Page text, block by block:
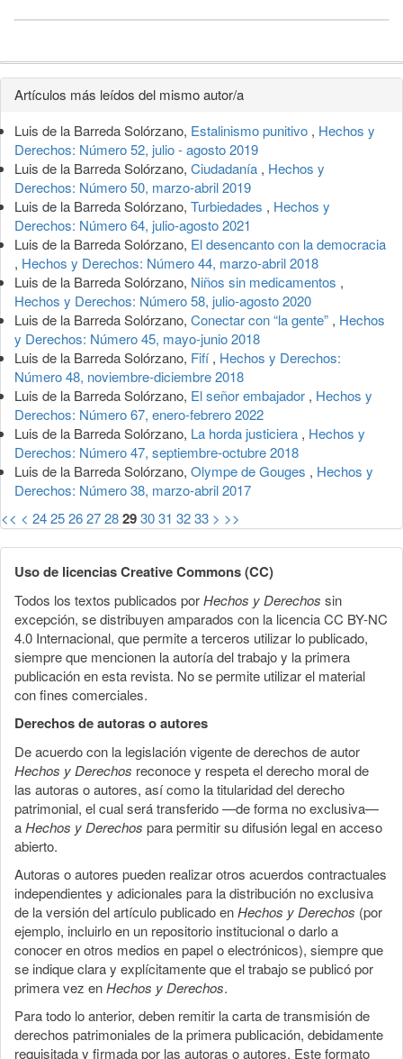
Detalles
del
artículo
Artículos más leídos del mismo autor/a
Luis de la Barreda Solórzano, Estalinismo punitivo , Hechos y
Derechos: Número 52, julio - agosto 2019
Luis de la Barreda Solórzano, Ciudadanía , Hechos y
Derechos: Número 50, marzo-abril 2019
Luis de la Barreda Solórzano, Turbiedades , Hechos y
Derechos: Número 64, julio-agosto 2021
Luis de la Barreda Solórzano, El desencanto con la democracia
, Hechos y Derechos: Número 44, marzo-abril 2018
Luis de la Barreda Solórzano, Niños sin medicamentos ,
Hechos y Derechos: Número 58, julio-agosto 2020
Luis de la Barreda Solórzano, Conectar con “la gente” , Hechos
y Derechos: Número 45, mayo-junio 2018
Luis de la Barreda Solórzano, Fifí, Hechos y Derechos:
Número 48, noviembre-diciembre 2018
Luis de la Barreda Solórzano, El señor embajador , Hechos y
Derechos: Número 67, enero-febrero 2022
Luis de la Barreda Solórzano, La horda justiciera , Hechos y
Derechos: Número 47, septiembre-octubre 2018
Luis de la Barreda Solórzano, Olympe de Gouges , Hechos y
Derechos: Número 38, marzo-abril 2017
<< < 2425262728293031 3233 > >>
Uso de licencias Creative Commons (CC)
Todos los textos publicados porHechos y Derechos sin
excepción, se distribuyen amparados con la licencia CC BY-NC
4.0 Internacional, que permite a terceros utilizar lo publicado,
siempre que mencionen la autoría del trabajo y la primera
publicación en esta revista. No se permite utilizar el material
con fines comerciales.
Derechos de autoras o autores
De acuerdo con la legislación vigente de derechos de autor
Hechos y Derechos reconoce y respeta el derecho moral de
las autoras o autores, así como la titularidad del derecho
patrimonial, el cual será transferido —de forma no exclusiva—
aHechos y Derechos para permitir su difusión legal en acceso
abierto.
Autoras o autores pueden realizar otros acuerdos contractuales
independientes y adicionales para la distribución no exclusiva
de la versión del artículo publicado enHechos y Derechos (por
ejemplo, incluirlo en un repositorio institucional o darlo a
conocer en otros medios en papel o electrónicos), siempre que
se indique clara y explícitamente que el trabajo se publicó por
primera vez enHechos y Derechos.
Para todo lo anterior, deben remitir la carta de transmisión de
derechos patrimoniales de la primera publicación, debidamente
requisitada y firmada por las autoras o autores. Este formato